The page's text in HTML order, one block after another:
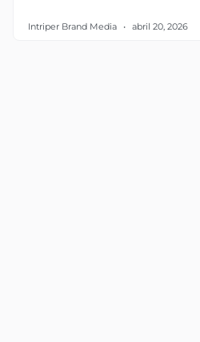
Intriper Brand Media abril 20, 2026